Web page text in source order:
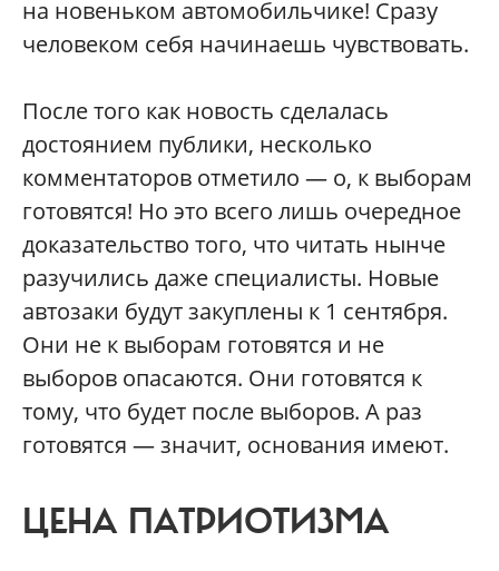
на новеньком автомобильчике! Сразу
человеком себя начинаешь чувствовать.
После того как новость сделалась
достоянием публики, несколько
комментаторов отметило — о, к выборам
готовятся! Но это всего лишь очередное
доказательство того, что читать нынче
разучились даже специалисты. Новые
автозаки будут закуплены к 1 сентября.
Они не к выборам готовятся и не
выборов опасаются. Они готовятся к
тому, что будет после выборов. А раз
готовятся — значит, основания имеют.
ЦЕНА ПАТРИОТИЗМА